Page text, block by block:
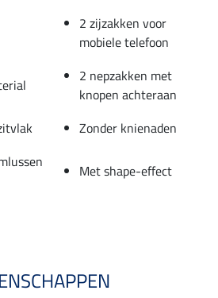
2 zijzakken voor
mobiele telefoon
2 nepzakken met
knopen achteraan
Zonder knienaden
Met shape-effect